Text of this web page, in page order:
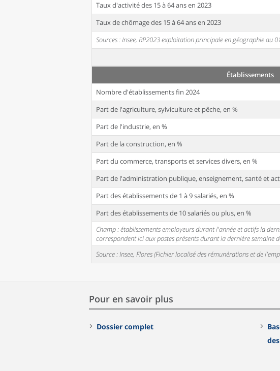
Taux d'activité des 15 à 64 ans en 2023
Taux de chômage des 15 à 64 ans en 2023
Sources : Insee, RP2023 exploitation principale en géographie au
Établissements
Nombre d'établissements fin 2024
Part de l'agriculture, sylviculture et pêche, en %
Part de l'industrie, en %
Part de la construction, en %
Part du commerce, transports et services divers, en %
Part de l'administration publique, enseignement, santé et
Part des établissements de 1 à 9 salariés, en %
Part des établissements de 10 salariés ou plus, en %
Champ : établissements employeurs durant l'année et actifs la
correspondent ici aux postes présents durant la dernière semaine
Source : Insee, Flores (Fichier localisé des rémunérations et de
Pour en savoir plus
Dossier complet